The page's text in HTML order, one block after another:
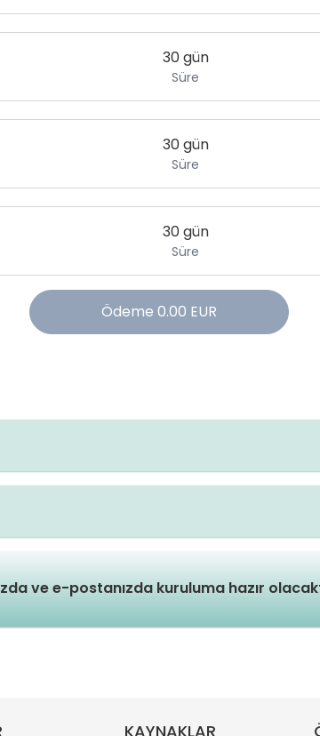
30 gün
Süre
30 gün
Süre
30 gün
Süre
Ödeme 0.00 EUR
ve e-postanızda kuruluma hazır
KAYNAKLAR